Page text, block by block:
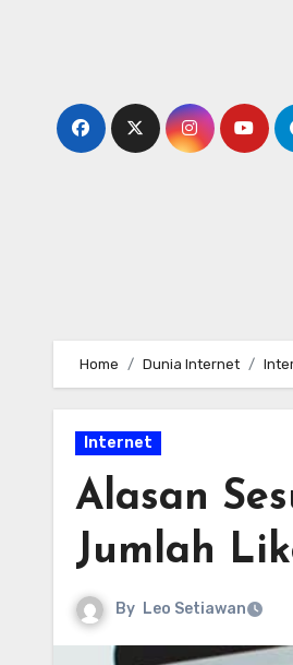
Home Dunia Internet
Internet
Alasan
Jumlah
By Leo Setiawan